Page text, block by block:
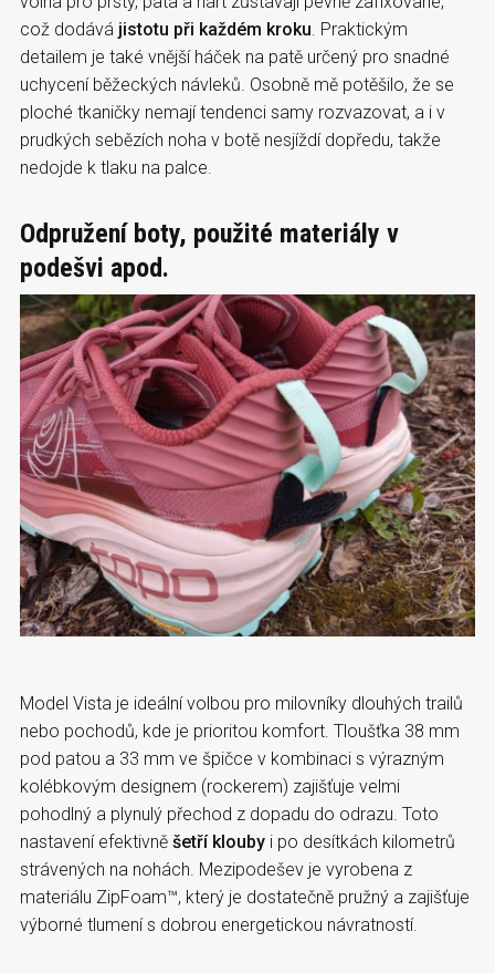
což dodává jistotu při každém kroku. Praktickým
detailem je také vnější háček na patě určený pro snadné
uchycení běžeckých návleků. Osobně mě potěšilo, že se
ploché tkaničky nemají tendenci samy rozvazovat, a i v
prudkých sebězích noha v botě nesjíždí dopředu, takže
nedojde k tlaku na palce.
Odpružení boty, použité materiály v
podešvi apod.
Model Vista je ideální volbou pro milovníky dlouhých trailů
nebo pochodů, kde je prioritou komfort. Tloušťka 38 mm
pod patou a 33 mm ve špičce v kombinaci s výrazným
kolébkovým designem (rockerem) zajišťuje velmi
pohodlný a plynulý přechod z dopadu do odrazu. Toto
nastavení efektivně šetří klouby i po desítkách kilometrů
strávených na nohách. Mezipodešev je vyrobena z
materiálu ZipFoam™, který je dostatečně pružný a zajišťuje
výborné tlumení s dobrou energetickou návratností.